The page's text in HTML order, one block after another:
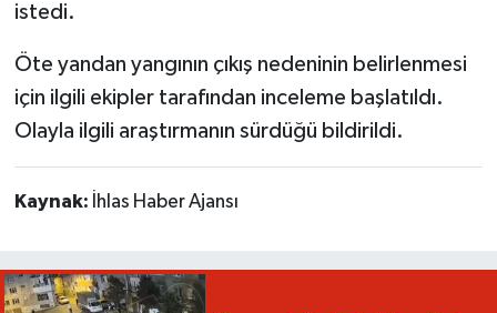
istedi.
Öte yandan yangının çıkış nedeninin belirlenmesi
için ilgili ekipler tarafından inceleme başlatıldı.
Olayla ilgili araştırmanın sürdüğü bildirildi.
Kaynak: İhlas Haber Ajansı